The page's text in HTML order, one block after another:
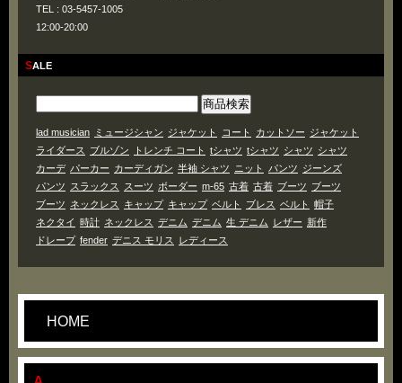
TEL : 03-5457-1005
12:00-20:00
SALE
lad musician ミュージシャン ジャケット コート カットソー ジャケット
ライダース ブルゾン トレンチ コート tシャツ tシャツ シャツ シャツ
カーデ パーカー カーディガン 半袖 シャツ ニット パンツ ジーンズ
パンツ スラックス スーツ ボーダー m-65 古着 古着 ブーツ ブーツ
ブーツ ネックレス キャップ キャップ ベルト ブレス ベルト 帽子
ネクタイ 時計 ネックレス デニム デニム 生 デニム レザー 新作
ドレープ fender デニス モリス レディース
HOME